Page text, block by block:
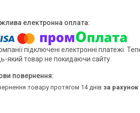
підключені електронні платежі.
який товар не покидаючи сайту.
товару протягом 14 днів за